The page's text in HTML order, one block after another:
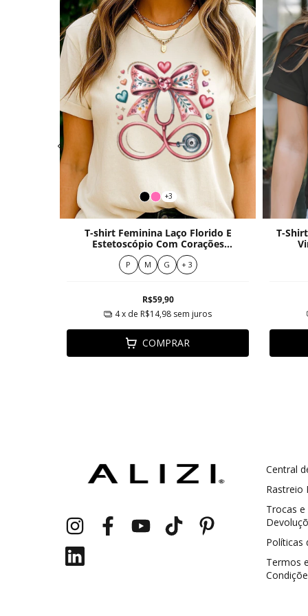
+3
T-shirt Feminina Laço Florido E
Estetoscópio Com Corações
Coloridos
P M G + 3
R$59,90
4x de R$14,98 sem juros
COMPRAR
T-
Central
Rastreio
Trocas e
Políticas
Termos e
Cupom 1a compra: GANHE5